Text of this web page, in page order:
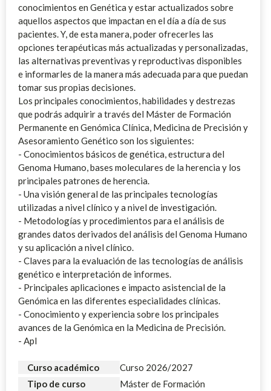
conocimientos en Genética y estar actualizados sobre
aquellos aspectos que impactan en el día a día de sus
pacientes. Y, de esta manera, poder ofrecerles las
opciones terapéuticas más actualizadas y personalizadas,
las alternativas preventivas y reproductivas disponibles
e informarles de la manera más adecuada para que puedan
tomar sus propias decisiones.
Los principales conocimientos, habilidades y destrezas
que podrás adquirir a través del Máster de Formación
Permanente en Genómica Clínica, Medicina de Precisión y
Asesoramiento Genético son los siguientes:
- Conocimientos básicos de genética, estructura del
Genoma Humano, bases moleculares de la herencia y los
principales patrones de herencia.
- Una visión general de las principales tecnologías
utilizadas a nivel clínico y a nivel de investigación.
- Metodologías y procedimientos para el análisis de
grandes datos derivados del análisis del Genoma Humano
y su aplicación a nivel clínico.
- Claves para la evaluación de las tecnologías de análisis
genético e interpretación de informes.
- Principales aplicaciones e impacto asistencial de la
Genómica en las diferentes especialidades clínicas.
- Conocimiento y experiencia sobre los principales
avances de la Genómica en la Medicina de Precisión.
- Apl
Curso académico
Curso 2026/2027
Tipo de curso
Máster de Formación